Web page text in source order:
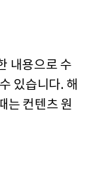
내용으로 수
있습니다. 해
는 컨텐츠 원